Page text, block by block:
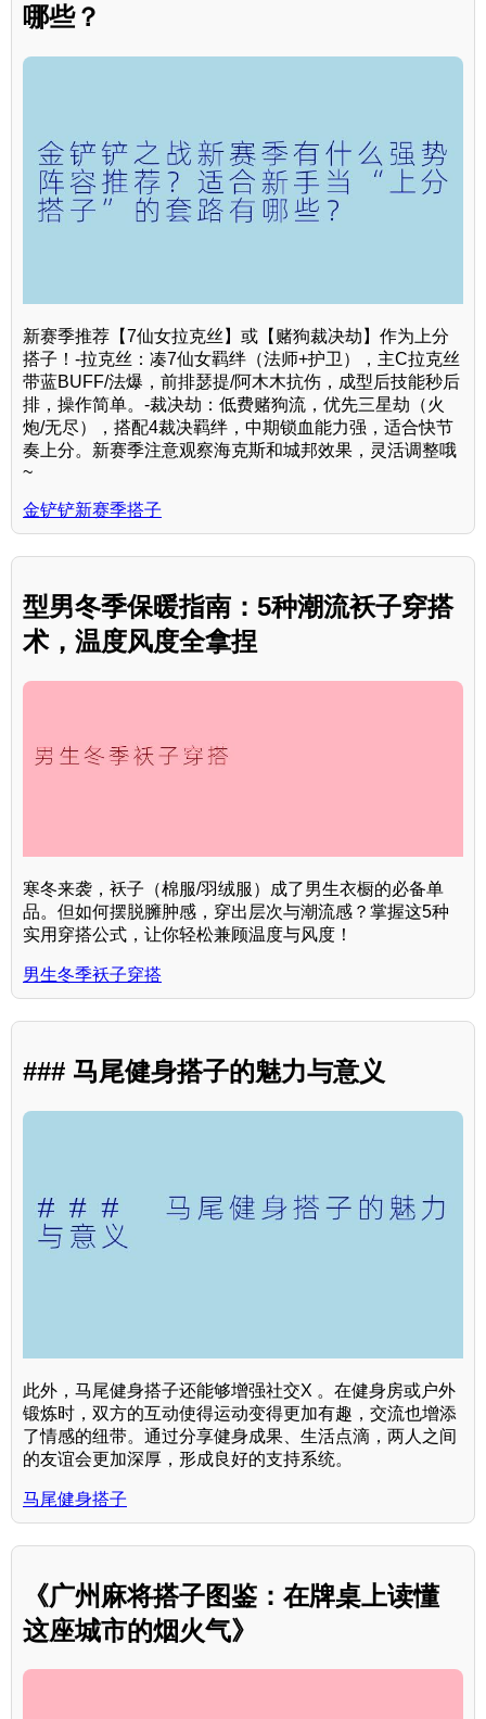
哪些？
新赛季推荐【7仙女拉克丝】或【赌狗裁决劫】作为上分
搭子！-拉克丝：凑7仙女羁绊（法师+护卫），主C拉克丝
带蓝BUFF/法爆，前排瑟提/阿木木抗伤，成型后技能秒后
排，操作简单。-裁决劫：低费赌狗流，优先三星劫（火
炮/无尽），搭配4裁决羁绊，中期锁血能力强，适合快节
奏上分。新赛季注意观察海克斯和城邦效果，灵活调整哦
~
金铲铲新赛季搭子
型男冬季保暖指南：5种潮流袄子穿搭
术，温度风度全拿捏
寒冬来袭，袄子（棉服/羽绒服）成了男生衣橱的必备单
品。但如何摆脱臃肿感，穿出层次与潮流感？掌握这5种
实用穿搭公式，让你轻松兼顾温度与风度！
男生冬季袄子穿搭
### 马尾健身搭子的魅力与意义
此外，马尾健身搭子还能够增强社交X 。在健身房或户外
锻炼时，双方的互动使得运动变得更加有趣，交流也增添
了情感的纽带。通过分享健身成果、生活点滴，两人之间
的友谊会更加深厚，形成良好的支持系统。
马尾健身搭子
《广州麻将搭子图鉴：在牌桌上读懂
这座城市的烟火气》